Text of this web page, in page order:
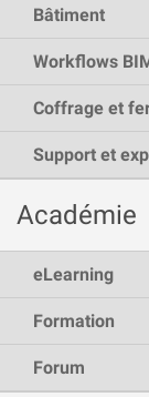
Bâtiment
Workflows
Coffrage et
Support et
Académie
eLearning
Formation
Forum